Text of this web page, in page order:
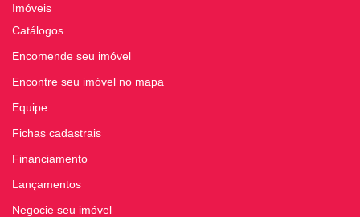
Imóveis
Catálogos
Encomende seu imóvel
Encontre seu imóvel no mapa
Equipe
Fichas cadastrais
Financiamento
Lançamentos
Negocie seu imóvel